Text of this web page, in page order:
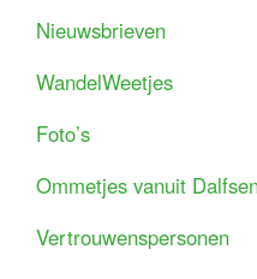
Nieuwsbrieven
WandelWeetjes
Foto’s
Ommetjes vanuit
Vertrouwenspersonen